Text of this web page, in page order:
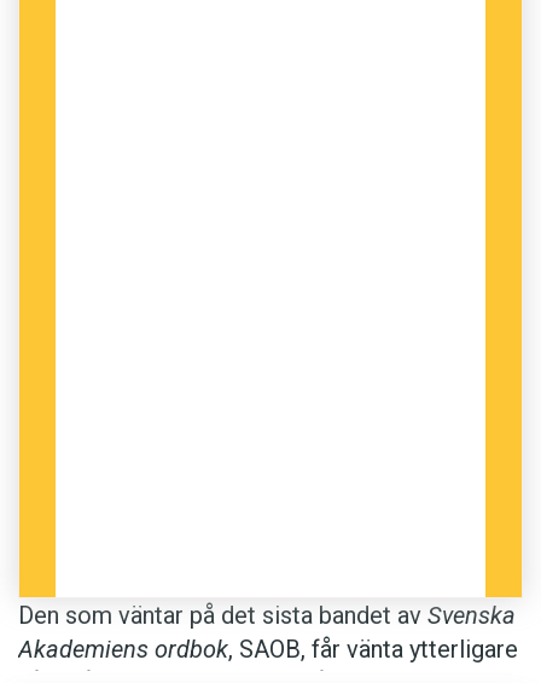
Den som väntar på det sista bandet av Svenska
Akademiens ordbok, SAOB, får vänta ytterligare